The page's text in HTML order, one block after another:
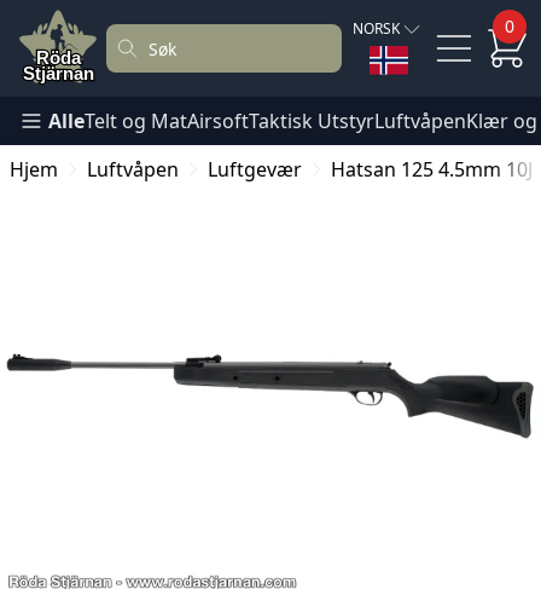
NORSK 0
AlleTelt og MatAirsoftTaktisk UtstyrLuftvåpenKlær
Hjem
Luftvåpen Luftgevær Hatsan 125 4.5mm